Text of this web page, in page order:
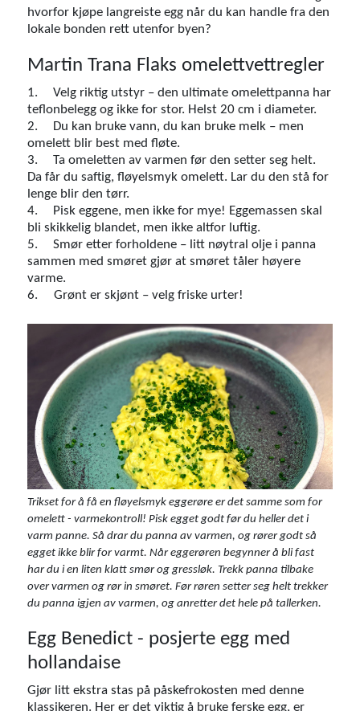
hvorfor kjøpe langreiste egg når du kan handle fra den
lokale bonden rett utenfor byen?
Martin Trana Flaks omelettvettregler
1.
Velg riktig utstyr – den ultimate omelettpanna har
teflonbelegg og ikke for stor. Helst 20 cm i diameter.
2.
Du kan bruke vann, du kan bruke melk – men
omelett blir best med fløte.
3.
Ta omeletten av varmen før den setter seg helt.
Da får du saftig, fløyelsmyk omelett. Lar du den stå for
lenge blir den tørr.
4.
Pisk eggene, men ikke for mye! Eggemassen skal
bli skikkelig blandet, men ikke altfor luftig.
5.
Smør etter forholdene – litt nøytral olje i panna
sammen med smøret gjør at smøret tåler høyere
varme.
6. Grønt er skjønt – velg friske urter!
Trikset for å få en fløyelsmyk eggerøre er det samme som for
omelett - varmekontroll! Pisk egget godt før du heller det i
varm panne. Så drar du panna av varmen, og rører godt så
egget ikke blir for varmt. Når eggerøren begynner å bli fast
har du i en liten klatt smør og gressløk. Trekk panna tilbake
over varmen og rør in smøret. Før røren setter seg helt trekker
du panna igjen av varmen, og anretter det hele på tallerken.
Egg Benedict - posjerte egg med
hollandaise
Gjør litt ekstra stas på påskefrokosten med denne
klassikeren. Her er det viktig å bruke ferske egg, er